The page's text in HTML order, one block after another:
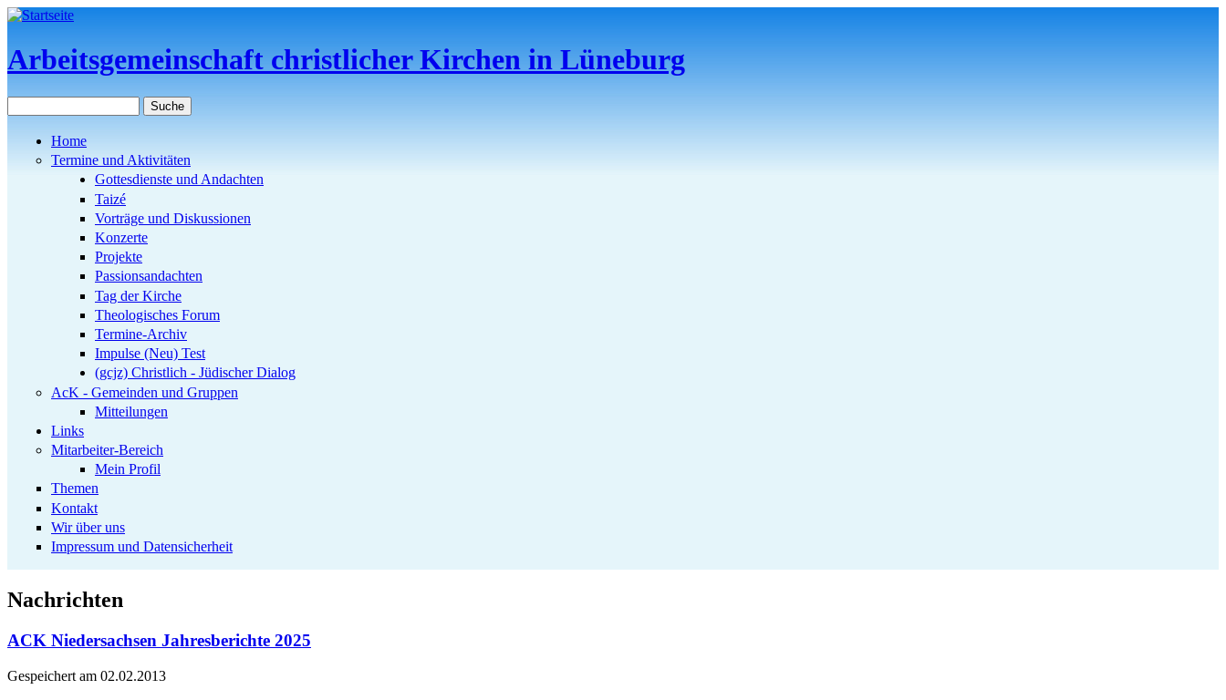
Direkt zum Inhalt
Arbeitsgemeinschaft christlicher Kirchen in Lüneburg
Home
Termine und Aktivitäten
Gottesdienste und Andachten
Taizé
Vorträge und Diskussionen
Konzerte
Projekte
Passionsandachten
Tag der Kirche
Theologisches Forum
Termine-Archiv
Impulse (Neu) Test
(gcjz) Christlich - Jüdischer Dialog
AcK - Gemeinden und Gruppen
Mitteilungen
Links
Mitarbeiter-Bereich
Mein Profil
Themen
Kontakt
Wir über uns
Impressum und Datensicherheit
Nachrichten
ACK Niedersachsen Jahresberichte 2025
Gespeichert am 02.02.2013